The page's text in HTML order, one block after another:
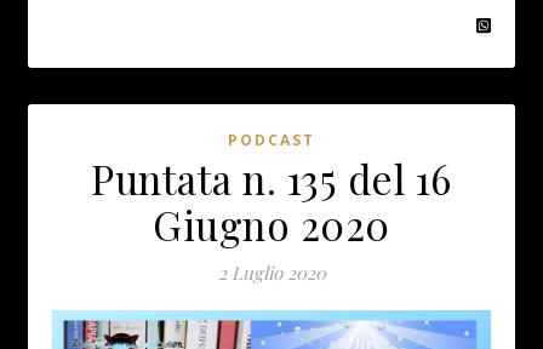
PODCAST
Puntata n. 135 del 16
Giugno 2020
2 Luglio 2020